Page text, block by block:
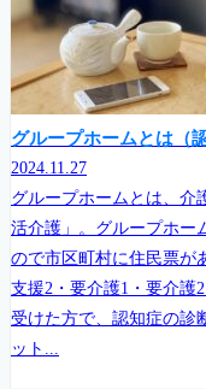
グループホームとは（
2024.11.27
グループホームとは、介
活介護」。グループホー
ので市区町村に住民票が
支援2・要介護1・要介護
受けた方で、認知症の診
ット...